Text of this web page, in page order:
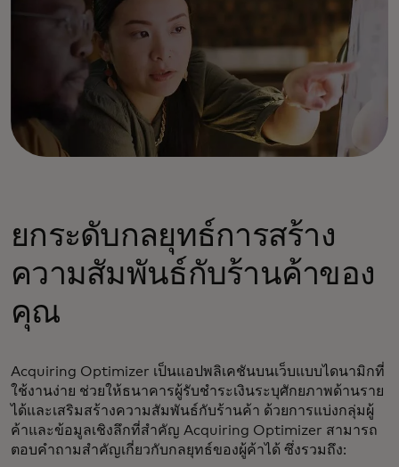
ยกระดับกลยุทธ์การสร้าง
ความสัมพันธ์กับร้านค้าของ
คุณ
Acquiring Optimizer เป็นแอปพลิเคชันบนเว็บแบบไดนามิกที่
ใช้งานง่าย ช่วยให้ธนาคารผู้รับชำระเงินระบุศักยภาพด้านราย
ได้และเสริมสร้างความสัมพันธ์กับร้านค้า ด้วยการแบ่งกลุ่มผู้
ค้าและข้อมูลเชิงลึกที่สำคัญ Acquiring Optimizer สามารถ
ตอบคำถามสำคัญเกี่ยวกับกลยุทธ์ของผู้ค้าได้ ซึ่งรวมถึง: